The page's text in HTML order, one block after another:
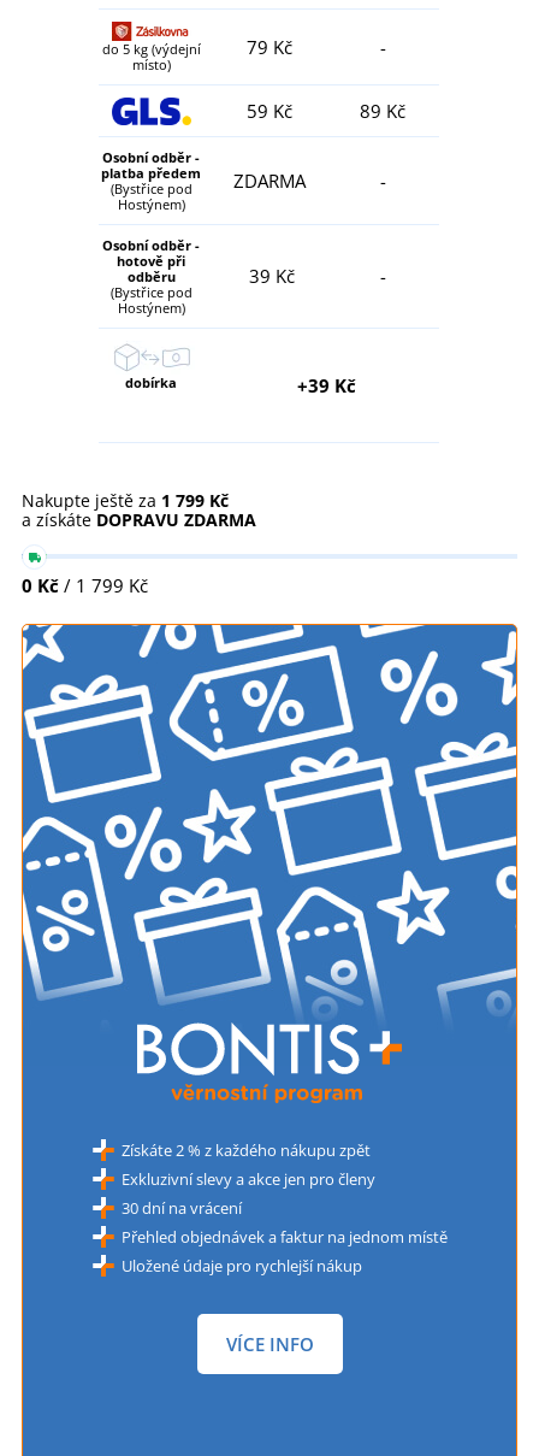
do 5 kg (výdejní
místo)
79 Kč -
59 Kč 89 Kč
Osobní odběr -
platba předem
(Bystřice pod
Hostýnem)
ZDARMA -
Osobní odběr -
hotově při
odběru
(Bystřice pod
Hostýnem)
39 Kč -
dobírka +39 Kč
Nakupte ještě za 1 799 Kč
a získáte DOPRAVU ZDARMA
0 Kč / 1 799 Kč
Získáte 2 % z každého nákupu zpět
Exkluzivní slevy a akce jen pro členy
30 dní na vrácení
Přehled objednávek a faktur na jednom místě
Uložené údaje pro rychlejší nákup
VÍCE INFO